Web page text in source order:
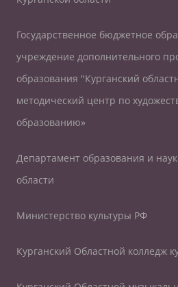
Государственное бюджетное
учреждение дополнительного
образования "Курганский
методический центр по
образованию»
Департамент образования и
области
Министерство культуры РФ
Курганский Областной колледж